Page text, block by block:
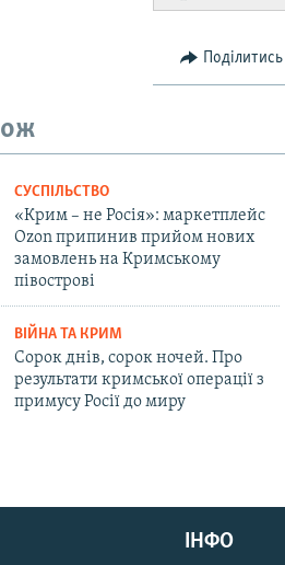
Поділитись
СУСПІЛЬСТВО
«Крим – не Росія»: маркетплейс
Ozon припинив прийом нових
замовлень на Кримському
півострові
ВІЙНА ТА КРИМ
Сорок днів, сорок ночей. Про
результати кримської операції з
примусу Росії до миру
ІНФО